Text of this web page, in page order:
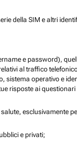
della SIM e altri
e password),
al traffico
sistema operativo e
risposte ai
esclusivamente
e privati;